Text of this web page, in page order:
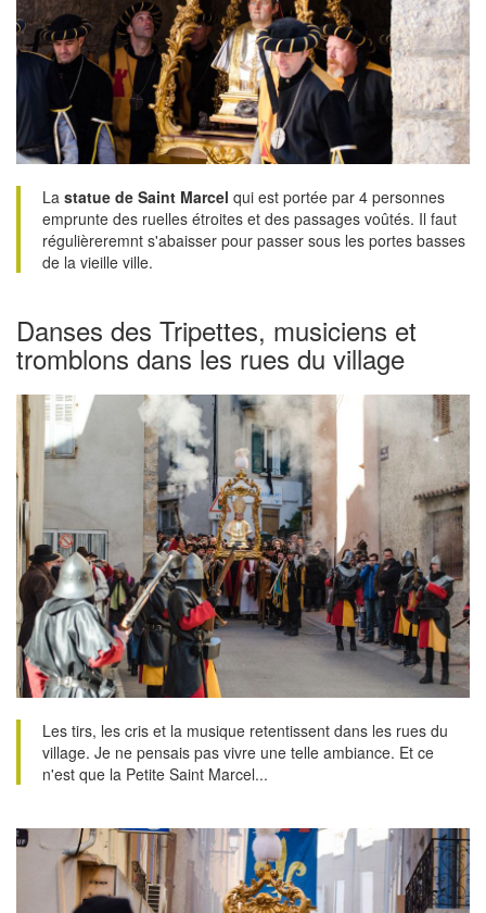
La statue de Saint Marcel qui est portée par 4 personnes
emprunte des ruelles étroites et des passages voûtés. Il faut
régulièreremnt s'abaisser pour passer sous les portes basses
de la vieille ville.
Danses des Tripettes, musiciens et
tromblons dans les rues du village
Les tirs, les cris et la musique retentissent dans les rues du
village. Je ne pensais pas vivre une telle ambiance. Et ce
n'est que la Petite Saint Marcel...